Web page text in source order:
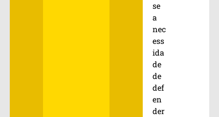
se
a
nec
ess
ida
de
de
def
en
der